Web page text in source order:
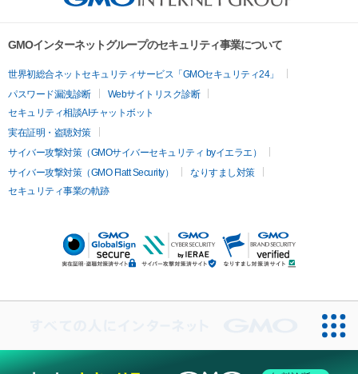
GMOインターネットグループのセキュリティ事業について
世界初総合ネットセキュリティサービス「GMOセキュリティ24」
パスワード漏洩診断
Webサイトリスク診断
セキュリティ相談AIチャットボット
実在証明・盗聴対策
サイバー攻撃対策（GMOサイバーセキュリティ byイエラエ）
サイバー攻撃対策（GMO Flatt Security）
なりすまし対策
セキュリティ事業の軌跡